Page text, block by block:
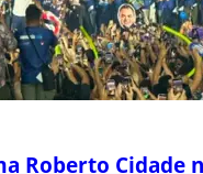
Roberto Cidade